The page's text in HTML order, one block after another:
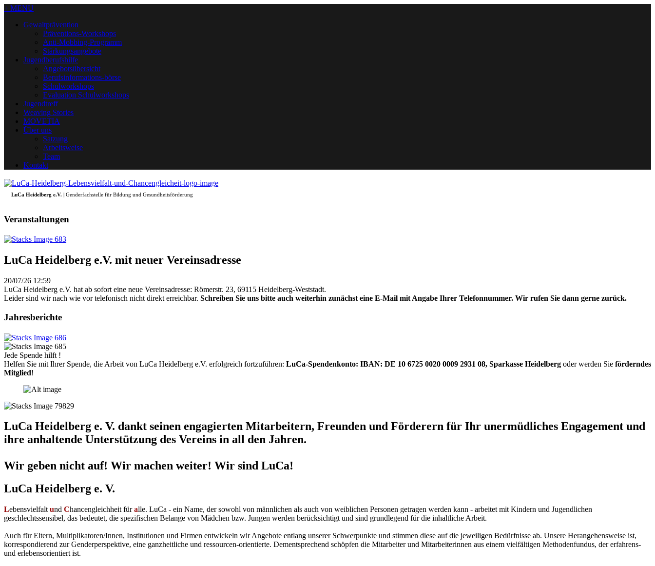
+ MENU
Gewaltprävention
Präventions-Workshops
Anti-Mobbing-Programm
Stärkungsangebote
Jugendberufshilfe
Angebotsübersicht
Berufsinformations-börse
Schulworkshops
Evaluation Schulworkshops
Jugendtreff
Weaving Stories
MOVETIA
Über uns
Satzung
Arbeitsweise
Team
Kontakt
LuCa Heidelberg e.V. | Genderfachstelle für Bildung und Gesundheitsförderung
Veranstaltungen
LuCa Heidelberg e.V. mit neuer Vereinsadresse
20/07/26 12:59
LuCa Heidelberg e.V. hat ab sofort eine neue Vereinsadresse: Römerstr. 23, 69115 Heidelberg-Weststadt.
Leider sind wir nach wie vor telefonisch nicht direkt erreichbar. Schreiben Sie uns bitte auch weiterhin zunächst eine E-Mail mit Angabe Ihrer Telefonnummer. Wir rufen Sie dann gerne zurück.
Jahresberichte
Jede Spende hilft !
Helfen Sie mit Ihrer Spende, die Arbeit von LuCa Heidelberg e.V. erfolgreich fortzuführen: LuCa-Spendenkonto: IBAN: DE 10 6725 0020 0009 2931 08, Sparkasse Heidelberg oder werden Sie förderndes
Mitglied!
LuCa Heidelberg e. V. dankt seinen engagierten Mitarbeitern, Freunden und Förderern für Ihr unermüdliches Engagement und
ihre anhaltende Unterstützung des Vereins in all den Jahren.
Wir geben nicht auf! Wir machen weiter! Wir sind LuCa!
LuCa Heidelberg e. V.
Lebensvielfalt und Chancengleichheit füralle. LuCa - ein Name, der sowohl von männlichen als auch von weiblichen Personen getragen werden kann - arbeitet mit Kindern und Jugendlichen
geschlechtssensibel, das bedeutet, die spezifischen Belange von Mädchen bzw. Jungen werden berücksichtigt und sind grundlegend für die inhaltliche Arbeit.
Auch für Eltern, Multiplikatoren/Innen, Institutionen und Firmen entwickeln wir Angebote entlang unserer Schwerpunkte und stimmen diese auf die jeweiligen Bedürfnisse ab. Unsere Herangehensweise ist,
korrespondierend zur Genderperspektive, eine ganzheitliche und ressourcen-orientierte. Dementsprechend schöpfen die Mitarbeiter und Mitarbeiterinnen aus einem vielfältigen Methodenfundus, der erfahrens-
und erlebensorientiert ist.